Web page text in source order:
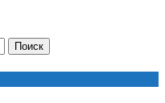
Поиск